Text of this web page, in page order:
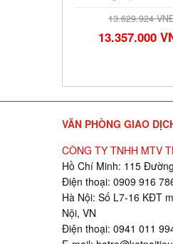
13.629.924
13.357.000
VĂN PHÒNG GIAO
CÔNG TY TNHH MTV
Hồ Chí Minh: 115
Điện thoại: 0909 916
Hà Nội: Số L7-16 KĐT
Nội, VN
Điện thoại: 0941 011